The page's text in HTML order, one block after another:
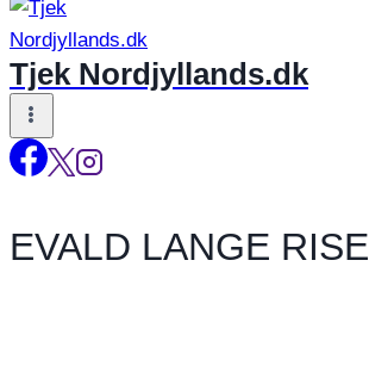
Tjek Nordjyllands.dk
EVALD LANGE RISE